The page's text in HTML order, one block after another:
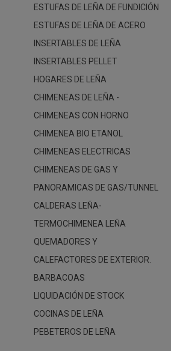
ESTUFAS DE LEÑA DE FUNDICIÓN
ESTUFAS DE LEÑA DE ACERO
INSERTABLES DE LEÑA
INSERTABLES PELLET
HOGARES DE LEÑA
CHIMENEAS DE LEÑA -
CHIMENEAS CON HORNO
CHIMENEA BIO ETANOL
CHIMENEAS ELECTRICAS
CHIMENEAS DE GAS Y
PANORAMICAS DE GAS/TUNNEL
CALDERAS LEÑA-
TERMOCHIMENEA LEÑA
QUEMADORES Y
CALEFACTORES DE EXTERIOR.
BARBACOAS
LIQUIDACIÓN DE STOCK
COCINAS DE LEÑA
PEBETEROS DE LEÑA